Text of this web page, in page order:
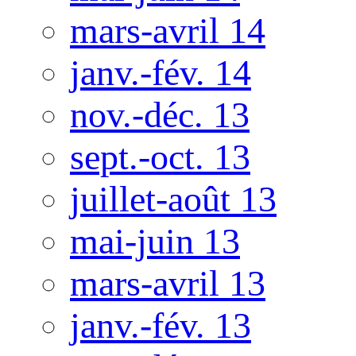
mars-avril 14
janv.-fév. 14
nov.-déc. 13
sept.-oct. 13
juillet-août 13
mai-juin 13
mars-avril 13
janv.-fév. 13